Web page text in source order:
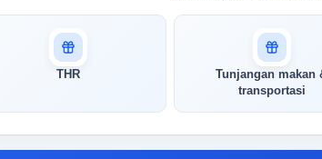
THR
Tunjangan makan
transportasi